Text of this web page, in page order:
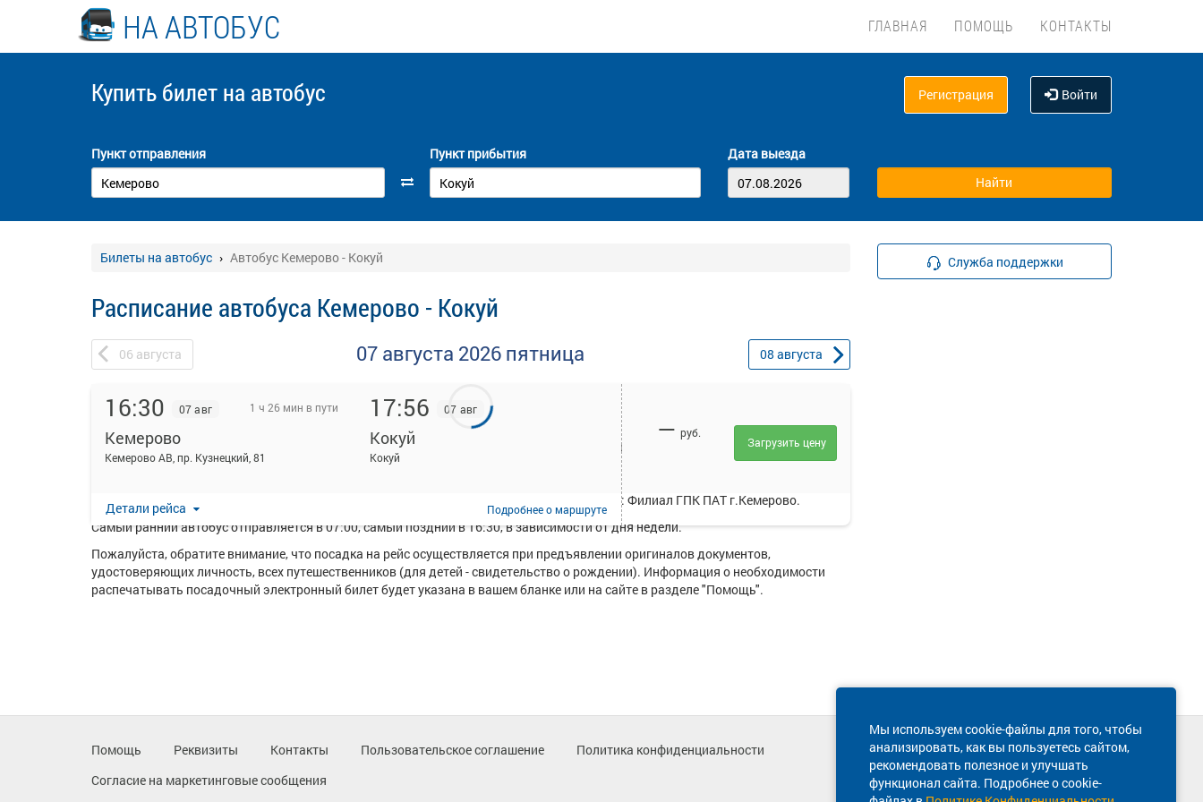
НА АВТОБУС ГЛАВНАЯ ПОМОЩЬ КОНТАКТЫ
Купить билет на автобус Регистрация Войти
Пункт отправления Пункт прибытия Дата выезда
Билеты на автобус Автобус Кемерово - Кокуй
Расписание автобуса Кемерово - Кокуй
06 августа 07 августа 2026 пятница 08 августа
16:30 07 авг 1 ч 26 мин в пути
Кемерово
Кемерово АВ, пр. Кузнецкий, 81
17:56 07 авг
Кокуй
Кокуй
Детали рейса Подробнеео маршруте
— руб.
Загрузить цену
На данной странице вы можете ознакомиться с расписанием и купить билет онлайн на автобус Кемерово - Кокуй.
Перевозку пассажиров по данному направлению осуществляют следующие перевозчики: Филиал ГПК ПАТ г.Кемерово.
Самый ранний автобус отправляется в 07:00, самый поздний в 16:30, в зависимости от дня недели.
Пожалуйста, обратите внимание, что посадка на рейс осуществляется при предъявлении оригиналов документов,
удостоверяющих личность, всех путешественников (для детей - свидетельство о рождении). Информация о необходимости
распечатывать посадочный электронный билет будет указана в вашем бланке или на сайте в разделе "Помощь".
Служба поддержки
Мы используем cookie-файлы для того, чтобы
анализировать, как вы пользуетесь сайтом,
рекомендовать полезное и улучшать
функционал сайта. Подробнее о cookie-
Помощь Реквизиты Контакты Пользовательское соглашение
Политика конфиденциальности
Согласие на маркетинговые сообщения
Техническая поддержка сайта
8 800 600-03-38